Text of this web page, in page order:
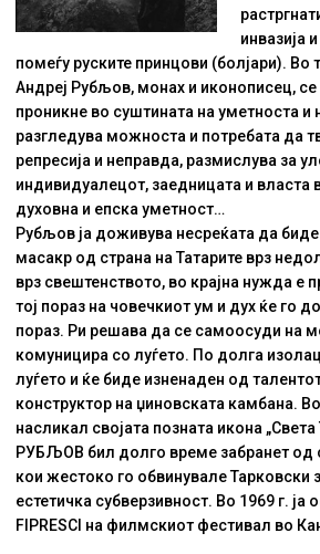
инвазија
помеѓу руските принцови (болјари).
Андреј Рубљов, монах и иконописец,
проникне во суштината на уметноста и
разгледува можноста и потребата да
репресија и неправда, размислува за
индивидуалецот, заедницата и власта
духовна и епска уметност…
Рубљов ја доживува несреќата да
масакр од страна на Татарите врз
врз свештенството, во крајна нужда е
тој пораз на човечкиот ум и дух ќе го
пораз. Ри решава да се самоосуди на
комуницира со луѓето. По долга
луѓето и ќе биде изненаден од
конструктор на џиновската камбана. Во
насликал својата позната икона
РУБЉОВ бил долго време забранет од
кои жестоко го обвинувале Тарковски
естетичка субверзивност. Во 1969 г. ја
FIPRESCI на филмскиот фестивал во